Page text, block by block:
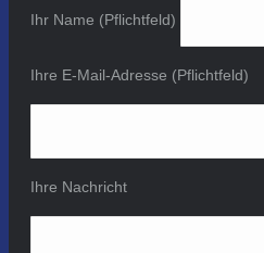
Ihr Name (Pflichtfeld)
Ihre E-Mail-Adresse (Pflichtfeld)
Ihre Nachricht